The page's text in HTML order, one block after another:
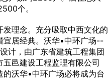
个。
理念。充分吸取中西文化的
宜居经典。沃华•中环广场--
计，由广东省建筑工程集团
邑建设工程监理有限公司
的沃华•中环广场必将成为台